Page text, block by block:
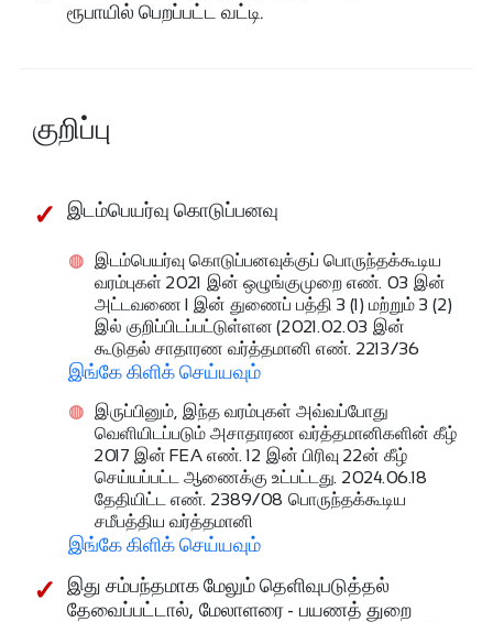
ரூபாயில் பெறப்பட்ட வட்டி.
குறிப்பு
இடம்பெயர்வு கொடுப்பனவு
இடம்பெயர்வு கொடுப்பனவுக்குப் பொருந்தக்கூடிய
வரம்புகள் 2021 இன் ஒழுங்குமுறை எண். 03 இன்
அட்டவணை I இன் துணைப் பத்தி 3 (1) மற்றும் 3 (2)
இல் குறிப்பிடப்பட்டுள்ளன (2021.02.03 இன்
கூடுதல் சாதாரண வர்த்தமானி எண். 2213/36
இங்கே கிளிக் செய்யவும்
இருப்பினும், இந்த வரம்புகள் அவ்வப்போது
வெளியிடப்படும் அசாதாரண வர்த்தமானிகளின் கீழ்
2017 இன் FEA எண். 12 இன் பிரிவு 22ன் கீழ்
செய்யப்பட்ட ஆணைக்கு உட்பட்டது. 2024.06.18
தேதியிட்ட எண். 2389/08 பொருந்தக்கூடிய
சமீபத்திய வர்த்தமானி
இங்கே கிளிக் செய்யவும்
இது சம்பந்தமாக மேலும் தெளிவுபடுத்தல்
தேவைப்பட்டால், மேலாளரை - பயணத் துறை